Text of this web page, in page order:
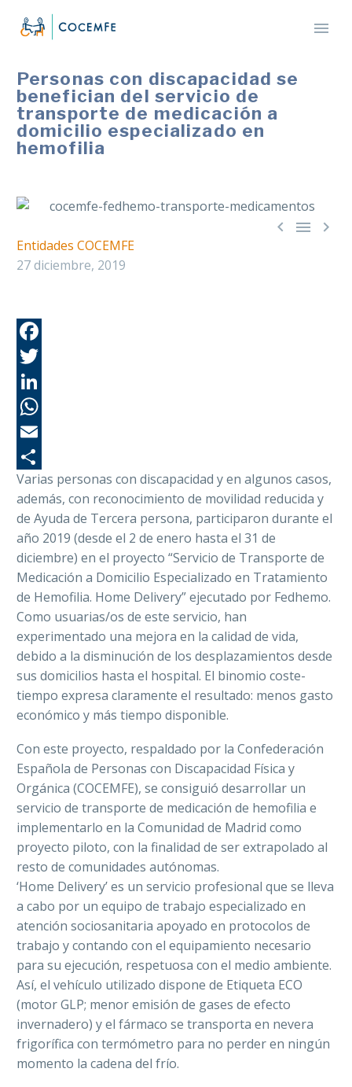
Personas con discapacidad se
benefician del servicio de
transporte de medicación a
domicilio especializado en
hemofilia
  
Entidades COCEMFE
27 diciembre, 2019
Varias personas con discapacidad y en algunos casos,
además, con reconocimiento de movilidad reducida y
de Ayuda de Tercera persona, participaron durante el
año 2019 (desde el 2 de enero hasta el 31 de
diciembre) en el proyecto “Servicio de Transporte de
Medicación a Domicilio Especializado en Tratamiento
de Hemofilia. Home Delivery” ejecutado por Fedhemo.
Como usuarias/os de este servicio, han
experimentado una mejora en la calidad de vida,
debido a la disminución de los desplazamientos desde
sus domicilios hasta el hospital. El binomio coste-
tiempo expresa claramente el resultado: menos gasto
económico y más tiempo disponible.
Con este proyecto, respaldado por la Confederación
Española de Personas con Discapacidad Física y
Orgánica (COCEMFE), se consiguió desarrollar un
servicio de transporte de medicación de hemofilia e
implementarlo en la Comunidad de Madrid como
proyecto piloto, con la finalidad de ser extrapolado al
resto de comunidades autónomas.
‘Home Delivery’ es un servicio profesional que se lleva
a cabo por un equipo de trabajo especializado en
atención sociosanitaria apoyado en protocolos de
trabajo y contando con el equipamiento necesario
para su ejecución, respetuosa con el medio ambiente.
Así, el vehículo utilizado dispone de Etiqueta ECO
(motor GLP; menor emisión de gases de efecto
invernadero) y el fármaco se transporta en nevera
frigorífica con termómetro para no perder en ningún
momento la cadena del frío.